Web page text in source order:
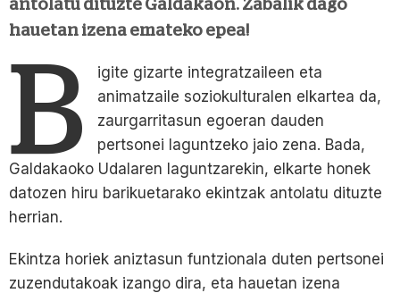
antolatu dituzte Galdakaon. Zabalik dago
hauetan izena emateko epea!
B
igite gizarte integratzaileen eta
animatzaile soziokulturalen elkartea da,
zaurgarritasun egoeran dauden
pertsonei laguntzeko jaio zena. Bada,
Galdakaoko Udalaren laguntzarekin, elkarte honek
datozen hiru barikuetarako ekintzak antolatu dituzte
herrian.
Ekintza horiek aniztasun funtzionala duten pertsonei
zuzendutakoak izango dira, eta hauetan izena